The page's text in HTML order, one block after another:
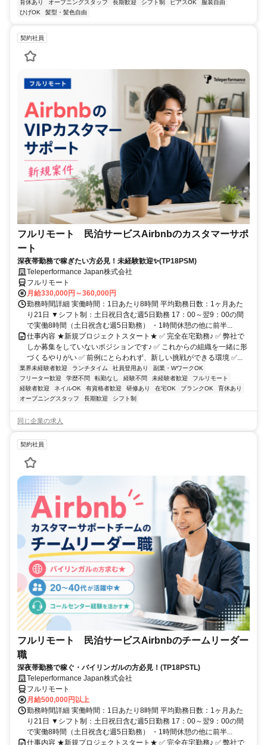
育休あり
オープニングスタッフ 長期歓迎 シフト制 ピアスOK
服装自由
ひげOK
髪型・髪色自由
契約社員
フルリモート 民泊サービスAirbnbのカスタマーサポ
ート
深夜帯勤務で稼ぎたい方必見！未経験歓迎✨(TP18PSM)
Teleperformance Japan株式会社
フルリモート
月給330,000円～360,000円
勤務時間詳細 実働時間：1日あたり8時間 平均勤務日数：1ヶ月あた
り21日 ▼シフト制：土日祝日含む週5日勤務 17：00～翌9：00の間
で実働8時間（土日祝含む週5日勤務） ・1時間休憩の他に前半...
仕事内容 ★新規プロジェクトスタート★ ✅ 完全在宅勤務♪ ✅ 弊社で
しか募集をしていないポジションです♪ ✅ これからの組織を一緒に形
づくるやりがい ✅ 前例にとらわれず、新しい挑戦ができる環境 ✅...
業界未経験者歓迎 ランチタイム 社員登用あり
副業・WワークOK
フリーター歓迎
学歴不問 転勤なし 経験不問 未経験者歓迎
フルリモート
経験者歓迎
ネイルOK 有資格者歓迎 研修あり 在宅OK ブランクOK
育休あり
オープニングスタッフ
長期歓迎 シフト制
同じ企業の求人
契約社員
フルリモート 民泊サービスAirbnbのチームリーダー
職
深夜帯勤務で稼ぐ・バイリンガルの方必見！(TP18PSTL)
Teleperformance Japan株式会社
フルリモート
月給500,000円以上
勤務時間詳細 実働時間：1日あたり8時間 平均勤務日数：1ヶ月あた
り21日 ▼シフト制：土日祝日含む週5日勤務 17：00～翌9：00の間
で実働8時間（土日祝含む週5日勤務） ・1時間休憩の他に前半...
仕事内容 ★新規プロジェクトスタート★ ✅ 完全在宅勤務♪ ✅ 弊社で